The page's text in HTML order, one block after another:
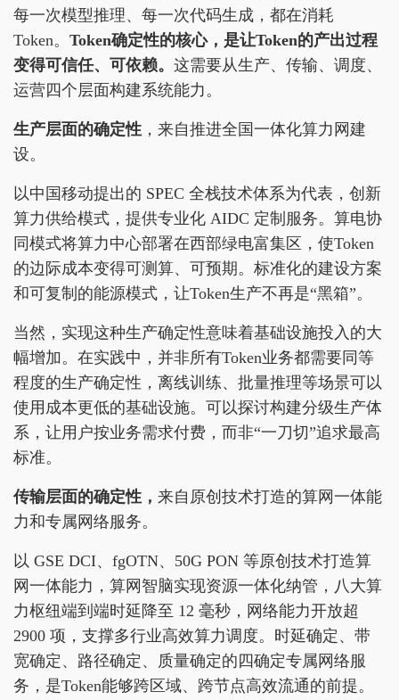
每一次模型推理、每一次代码生成，都在消耗
Token。 Token确定性的核心，是让Token的产出过程
变得可信任、可依赖。 这需要从生产、传输、调度、
运营四个层面构建系统能力。
生产层面的确定性 ，来自推进全国一体化算力网建
设。
以中国移动提出的 SPEC 全栈技术体系为代表，创新
算力供给模式，提供专业化 AIDC 定制服务。算电协
同模式将算力中心部署在西部绿电富集区，使Token
的边际成本变得可测算、可预期。标准化的建设方案
和可复制的能源模式，让Token生产不再是“黑箱”。
当然，实现这种生产确定性意味着基础设施投入的大
幅增加。在实践中，并非所有Token业务都需要同等
程度的生产确定性，离线训练、批量推理等场景可以
使用成本更低的基础设施。可以探讨构建分级生产体
系，让用户按业务需求付费，而非“一刀切”追求最高
标准。
传输层面的确定性， 来自原创技术打造的算网一体能
力和专属网络服务。
以 GSE DCI、fgOTN、50G PON 等原创技术打造算
网一体能力，算网智脑实现资源一体化纳管，八大算
力枢纽端到端时延降至 12 毫秒，网络能力开放超
2900 项，支撑多行业高效算力调度。时延确定、带
宽确定、路径确定、质量确定的四确定专属网络服
务，是Token能够跨区域、跨节点高效流通的前提。